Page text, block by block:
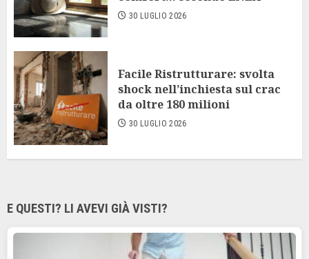
30 LUGLIO 2026
Facile Ristrutturare: svolta
shock nell’inchiesta sul crac
da oltre 180 milioni
30 LUGLIO 2026
E QUESTI? LI AVEVI GIÀ VISTI?